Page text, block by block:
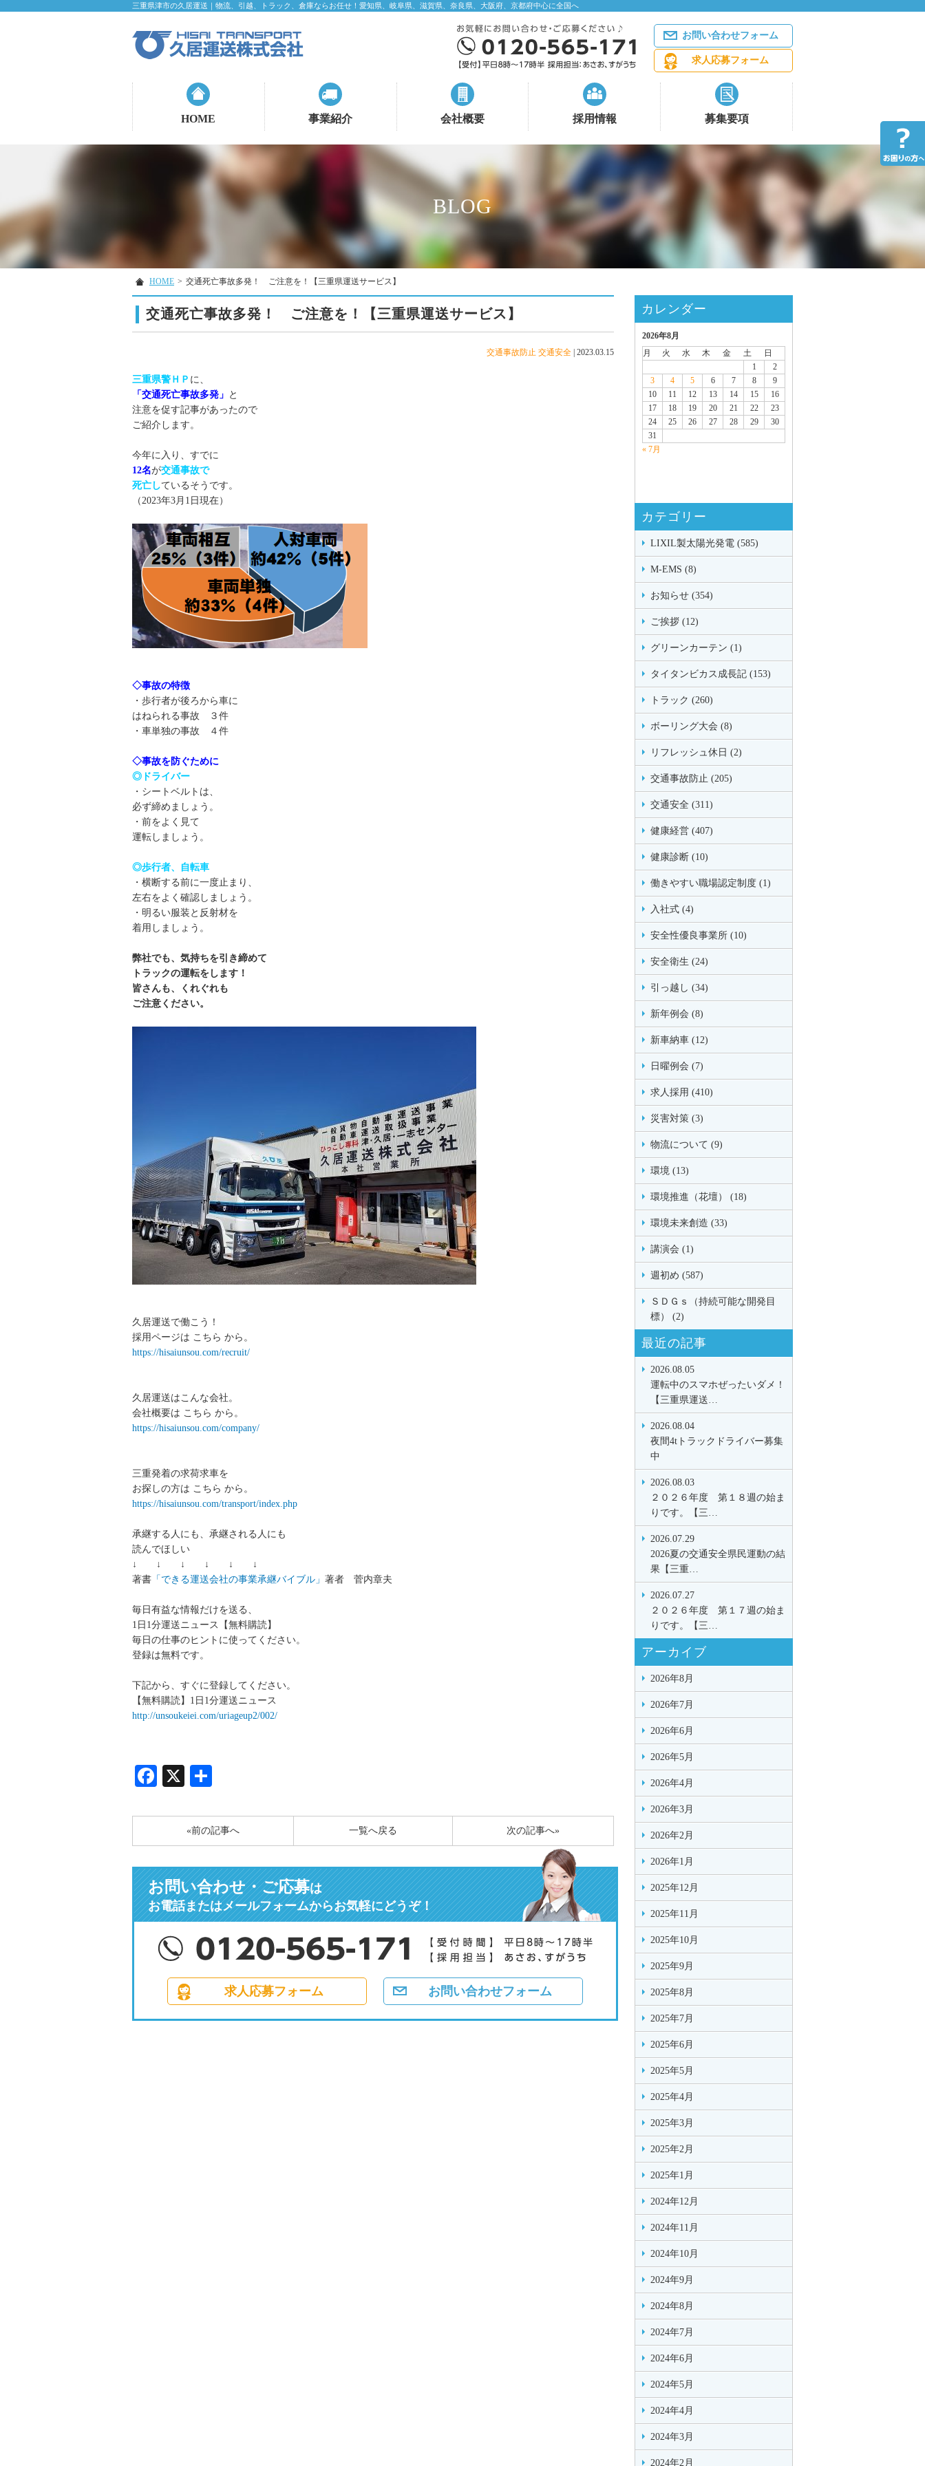
三重県津市の久居運送｜物流、引越、トラック、倉庫ならお任せ！愛知県、岐阜県、滋賀県、奈良県、大阪府、京都府中心に全国へ
お問い合わせフォーム
求人応募フォーム
HOME 事業紹介 会社概要 採用情報 募集要項
BLOG
HOME > 交通死亡事故多発！ ご注意を！【三重県運送サービス】
交通死亡事故多発！ ご注意を！【三重県運送サービス】
交通事故防止 交通安全 2023.03.15
三重県警ＨＰ に、
「交通死亡事故多発」 と
注意を促す記事があったので
ご紹介します。
今年に入り、すでに
12名が交通事故で
死亡しているそうです。
（2023年3月1日現在）
◇事故の特徴
・歩行者が後ろから車に
はねられる事故 ３件
・車単独の事故 ４件
◇事故を防ぐために
◎ドライバー
・シートベルトは、
必ず締めましょう。
・前をよく見て
運転しましょう。
◎歩行者、自転車
・横断する前に一度止まり、
左右をよく確認しましょう。
・明るい服装と反射材を
着用しましょう。
弊社でも、気持ちを引き締めて
トラックの運転をします！
皆さんも、くれぐれも
ご注意ください。
久居運送で働こう！
採用ページは こちら から。
https://hisaiunsou.com/recruit/
久居運送はこんな会社。
会社概要は こちら から。
https://hisaiunsou.com/company/
三重発着の求荷求車を
お探しの方は こちら から。
https://hisaiunsou.com/transport/index.php
承継する人にも、承継される人にも
読んでほしい
↓ ↓ ↓ ↓ ↓ ↓
著書 「できる運送会社の事業承継バイブル」 著者 菅内章夫
毎日有益な情報だけを送る、
1日1分運送ニュース【無料購読】
毎日の仕事のヒントに使ってください。
登録は無料です。
下記から、すぐに登録してください。
【無料購読】1日1分運送ニュース
http://unsoukeiei.com/uriageup2/002/
Facebook
X
«前の記事へ 次の記事へ»
一覧へ戻る
お問い合わせ・ご応募は
お電話またはメールフォームからお気軽にどうぞ！
求人応募フォーム お問い合わせフォーム
カレンダー
2026年8月
月
火 水 木 金 土
日
1
2
3
4 5 6 7 8
9
10
11 12 13 14 15
16
17
18 19 20 21 22
23
24
25 26 27 28 29
30
31
« 7月
カテゴリー
LIXIL製太陽光発電 (585)
M-EMS (8)
お知らせ (354)
ご挨拶 (12)
グリーンカーテン (1)
タイタンビカス成長記 (153)
トラック (260)
ボーリング大会 (8)
リフレッシュ休日 (2)
交通事故防止 (205)
交通安全 (311)
健康経営 (407)
健康診断 (10)
働きやすい職場認定制度 (1)
入社式 (4)
安全性優良事業所 (10)
安全衛生 (24)
引っ越し (34)
新年例会 (8)
新車納車 (12)
日曜例会 (7)
求人採用 (410)
災害対策 (3)
物流について (9)
環境 (13)
環境推進（花壇） (18)
環境未来創造 (33)
講演会 (1)
週初め (587)
ＳＤＧｓ（持続可能な開発目
標） (2)
最近の記事
2026.08.05
運転中のスマホぜったいダメ！
【三重県運送…
2026.08.04
夜間4tトラックドライバー募集
中
2026.08.03
２０２６年度 第１８週の始ま
りです。【三…
2026.07.29
2026夏の交通安全県民運動の結
果【三重…
2026.07.27
２０２６年度 第１７週の始ま
りです。【三…
アーカイブ
2026年8月
2026年7月
2026年6月
2026年5月
2026年4月
2026年3月
2026年2月
2026年1月
2025年12月
2025年11月
2025年10月
2025年9月
2025年8月
2025年7月
2025年6月
2025年5月
2025年4月
2025年3月
2025年2月
2025年1月
2024年12月
2024年11月
2024年10月
2024年9月
2024年8月
2024年7月
2024年6月
2024年5月
2024年4月
2024年3月
2024年2月